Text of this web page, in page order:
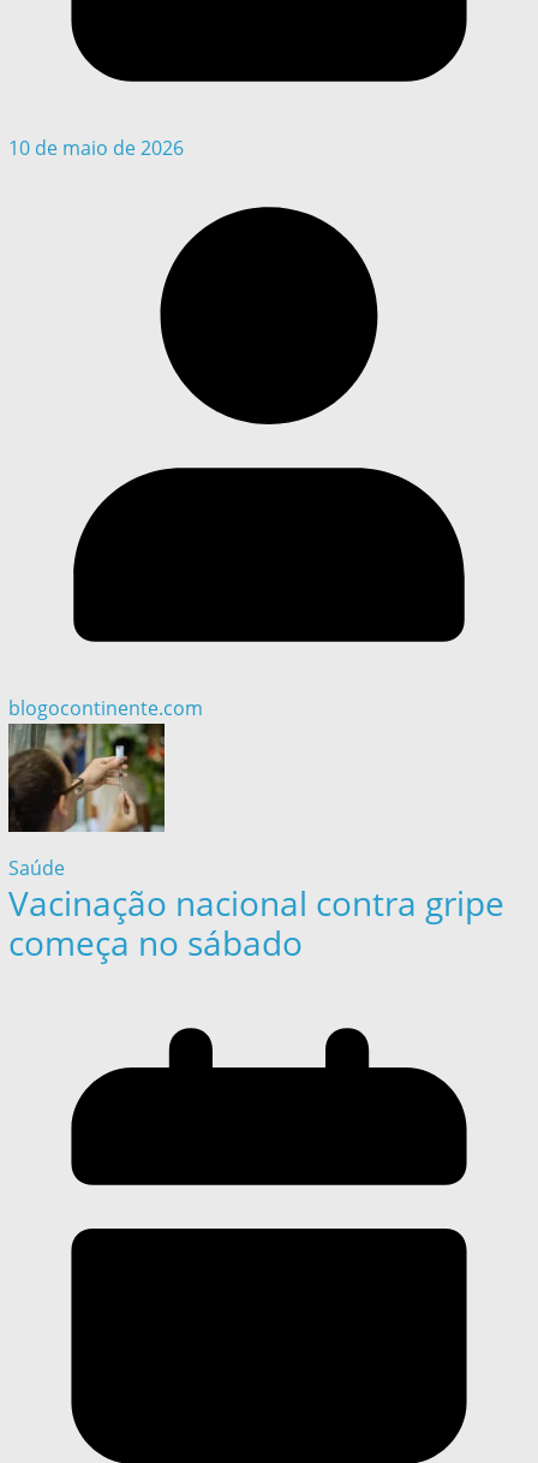
10 de maio de 2026
blogocontinente.com
Saúde
Vacinação nacional contra gripe
começa no sábado